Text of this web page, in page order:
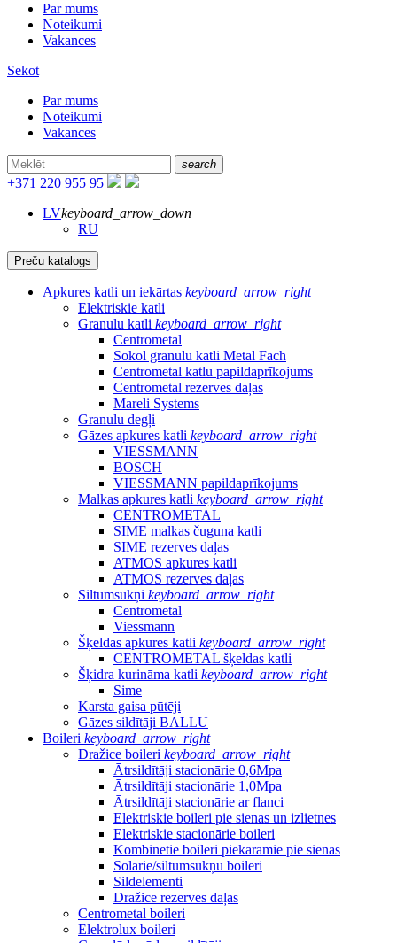
Par mums
Noteikumi
Vakances
Sekot
Par mums
Noteikumi
Vakances
search
+371 220 955 95
LVkeyboard_arrow_down
RU
Preču katalogs
Apkures katli un iekārtas keyboard_arrow_right
Elektriskie katli
Granulu katli keyboard_arrow_right
Centrometal
Sokol granulu katli Metal Fach
Centrometal katlu papildaprīkojums
Centrometal rezerves daļas
Mareli Systems
Granulu degļi
Gāzes apkures katli keyboard_arrow_right
VIESSMANN
BOSCH
VIESSMANN papildaprīkojums
Malkas apkures katli keyboard_arrow_right
CENTROMETAL
SIME malkas čuguna katli
SIME rezerves daļas
ATMOS apkures katli
ATMOS rezerves daļas
Siltumsūkņi keyboard_arrow_right
Centrometal
Viessmann
Šķeldas apkures katli keyboard_arrow_right
CENTROMETAL šķeldas katli
Šķidra kurināma katli keyboard_arrow_right
Sime
Karsta gaisa pūtēji
Gāzes sildītāji BALLU
Boileri keyboard_arrow_right
Dražice boileri keyboard_arrow_right
Ātrsildītāji stacionārie 0,6Mpa
Ātrsildītāji stacionārie 1,0Mpa
Ātrsildītāji stacionārie ar flanci
Elektriskie boileri pie sienas un izlietnes
Elektriskie stacionārie boileri
Kombinētie boileri piekaramie pie sienas
Solārie/siltumsūkņu boileri
Sildelementi
Dražice rezerves daļas
Centrometal boileri
Elektrolux boileri